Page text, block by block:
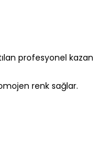
profesyonel kazan
renk sağlar.